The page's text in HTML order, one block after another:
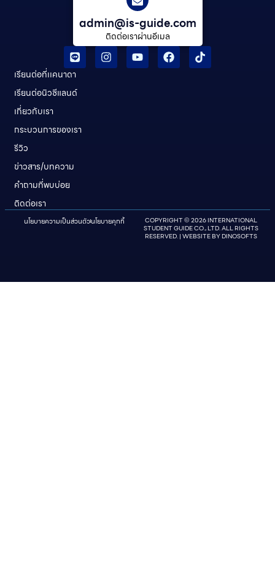
admin@is-guide.com
ติดต่อเราผ่านอีเมล
เรียนต่อที่เเคนาดา
เรียนต่อนิวซีแลนด์​
เกี่ยวกับเรา
กระบวนการของเรา
รีวิว
ข่าวสาร/บทความ
คําถามที่พบบ่อย
ติดต่อเรา
COPYRIGHT © 2026 INTERNATIONAL
STUDENT GUIDE CO., LTD. ALL RIGHTS
RESERVED. | WEBSITE BY DINOSOFTS
นโยบายความเป็นส่วนตัวนโยบายคุกกี้